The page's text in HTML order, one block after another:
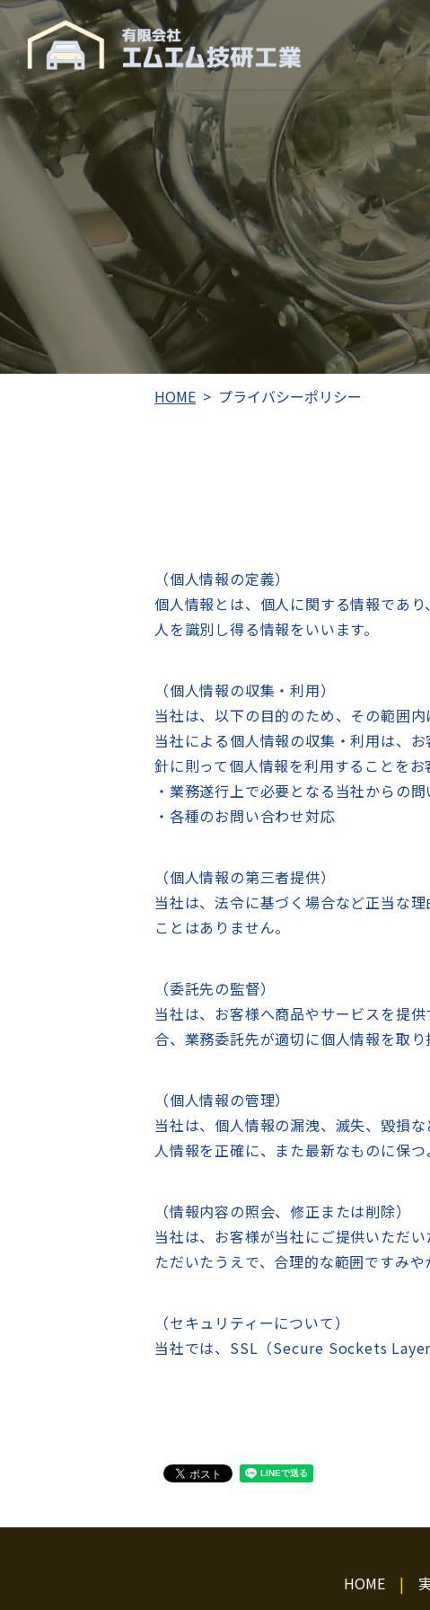
HOME プライバシーポリシー
（個人情報の定義）
個人情報とは、個人に関する情報であ
人を識別し得る情報をいいます。
（個人情報の収集・利用）
当社は、以下の目的のため、その範囲
当社による個人情報の収集・利用は、
針に則って個人情報を利用することをお
・業務遂行上で必要となる当社からの
・各種のお問い合わせ対応
（個人情報の第三者提供）
当社は、法令に基づく場合など正当な
ことはありません。
（委託先の監督）
当社は、お客様へ商品やサービスを提
合、業務委託先が適切に個人情報を取り
（個人情報の管理）
当社は、個人情報の漏洩、滅失、毀損
人情報を正確に、また最新なものに保
（情報内容の照会、修正または削除）
当社は、お客様が当社にご提供いただ
ただいたうえで、合理的な範囲ですみや
（セキュリティーについて）
当社では、SSL（Secure Sockets
HOME